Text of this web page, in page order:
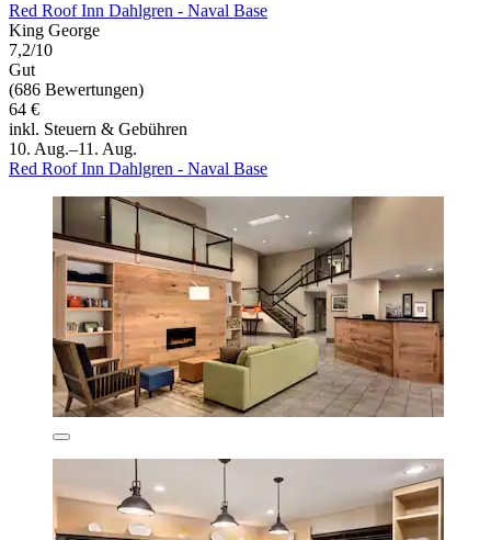
Red Roof Inn Dahlgren - Naval Base
King George
7,2/10
Gut
(686 Bewertungen)
64 €
inkl. Steuern & Gebühren
10. Aug.–11. Aug.
Red Roof Inn Dahlgren - Naval Base